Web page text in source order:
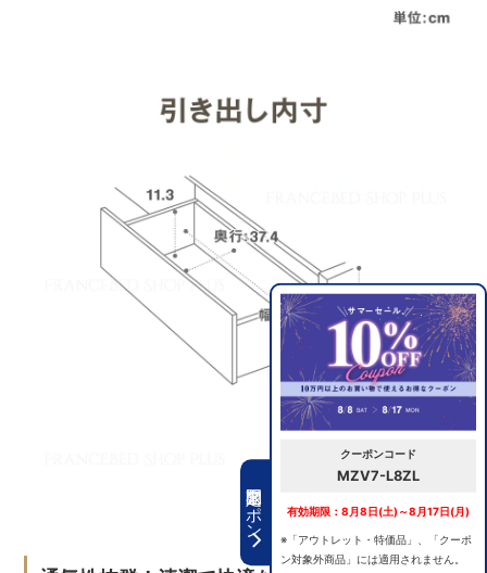
期間限定クーポン
クーポンコード
MZV7-L8ZL
有効期限：8月8日(土)～8月17日(月)
※「アウトレット・特価品」、「クーポ
ン対象外商品」には適用されません。